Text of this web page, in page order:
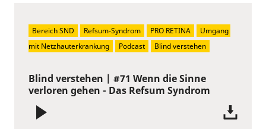
Blind verstehen | #71 Wenn die Sinne
verloren gehen - Das Refsum Syndrom
Bereich SND Refsum-Syndrom PRO RETINA
Umgang
mit Netzhauterkrankung
Podcast Blind verstehen